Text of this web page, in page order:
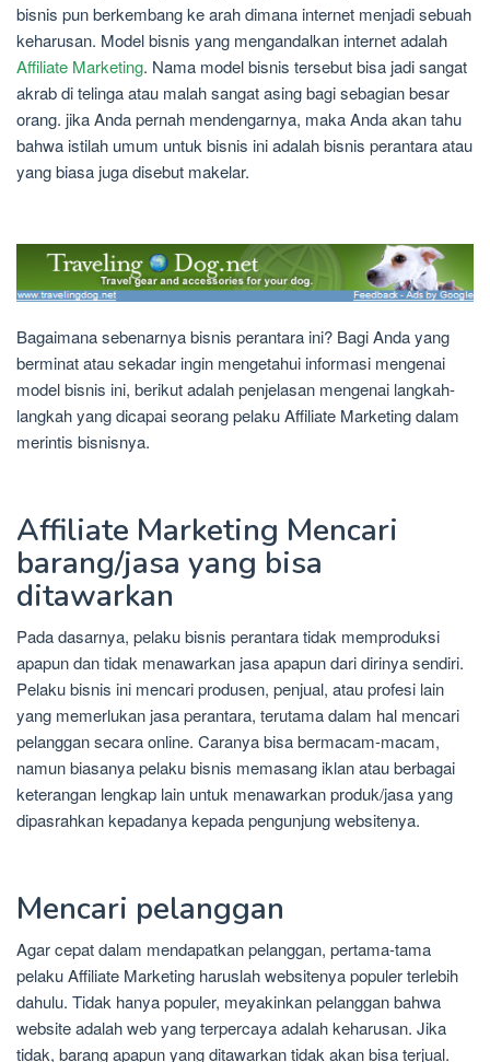
bisnis pun berkembang ke arah dimana internet menjadi sebuah
keharusan. Model bisnis yang mengandalkan internet adalah
Affiliate Marketing. Nama model bisnis tersebut bisa jadi sangat
akrab di telinga atau malah sangat asing bagi sebagian besar
orang. jika Anda pernah mendengarnya, maka Anda akan tahu
bahwa istilah umum untuk bisnis ini adalah bisnis perantara atau
yang biasa juga disebut makelar.
Bagaimana sebenarnya bisnis perantara ini? Bagi Anda yang
berminat atau sekadar ingin mengetahui informasi mengenai
model bisnis ini, berikut adalah penjelasan mengenai langkah-
langkah yang dicapai seorang pelaku Affiliate Marketing dalam
merintis bisnisnya.
Affiliate Marketing Mencari
barang/jasa yang bisa
ditawarkan
Pada dasarnya, pelaku bisnis perantara tidak memproduksi
apapun dan tidak menawarkan jasa apapun dari dirinya sendiri.
Pelaku bisnis ini mencari produsen, penjual, atau profesi lain
yang memerlukan jasa perantara, terutama dalam hal mencari
pelanggan secara online. Caranya bisa bermacam-macam,
namun biasanya pelaku bisnis memasang iklan atau berbagai
keterangan lengkap lain untuk menawarkan produk/jasa yang
dipasrahkan kepadanya kepada pengunjung websitenya.
Mencari pelanggan
Agar cepat dalam mendapatkan pelanggan, pertama-tama
pelaku Affiliate Marketing haruslah websitenya populer terlebih
dahulu. Tidak hanya populer, meyakinkan pelanggan bahwa
website adalah web yang terpercaya adalah keharusan. Jika
tidak, barang apapun yang ditawarkan tidak akan bisa terjual.